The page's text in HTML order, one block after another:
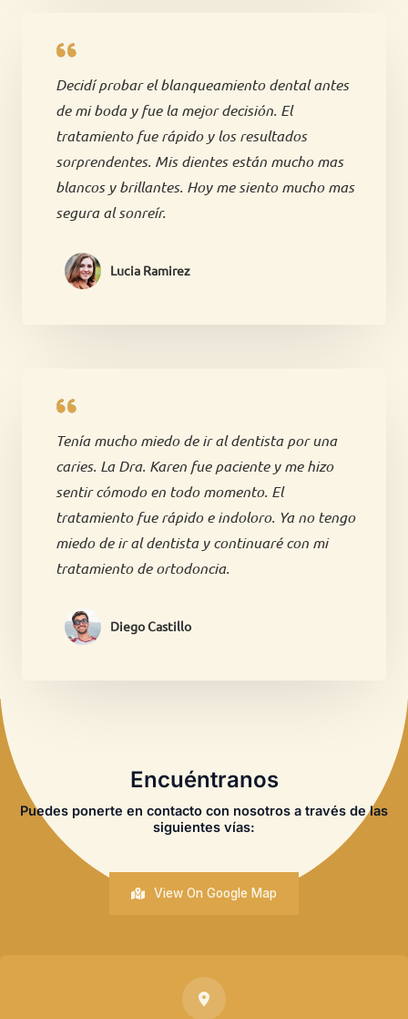
Decidí probar el blanqueamiento dental antes
de mi boda y fue la mejor decisión. El
tratamiento fue rápido y los resultados
sorprendentes. Mis dientes están mucho mas
blancos y brillantes. Hoy me siento mucho mas
segura al sonreír.
Lucia Ramirez
Tenía mucho miedo de ir al dentista por una
caries. La Dra. Karen fue paciente y me hizo
sentir cómodo en todo momento. El
tratamiento fue rápido e indoloro. Ya no tengo
miedo de ir al dentista y continuaré con mi
tratamiento de ortodoncia.
Diego Castillo
Encuéntranos
Puedes ponerte en contacto con nosotros a través de las
siguientes vías:
View On Google Map